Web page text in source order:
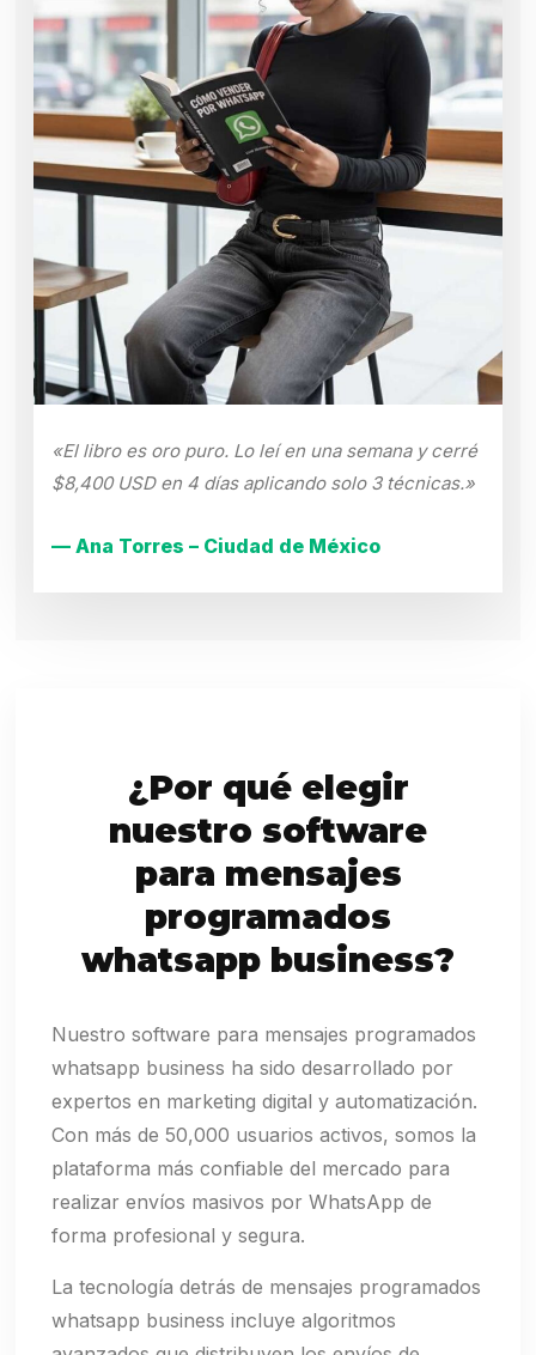
«El libro es oro puro. Lo leí en una semana y cerré
$8,400 USD en 4 días aplicando solo 3 técnicas.»
— Ana Torres – Ciudad de México
¿Por qué elegir
nuestro software
para mensajes
programados
whatsapp business?
Nuestro software para mensajes programados
whatsapp business ha sido desarrollado por
expertos en marketing digital y automatización.
Con más de 50,000 usuarios activos, somos la
plataforma más confiable del mercado para
realizar envíos masivos por WhatsApp de
forma profesional y segura.
La tecnología detrás de mensajes programados
whatsapp business incluye algoritmos